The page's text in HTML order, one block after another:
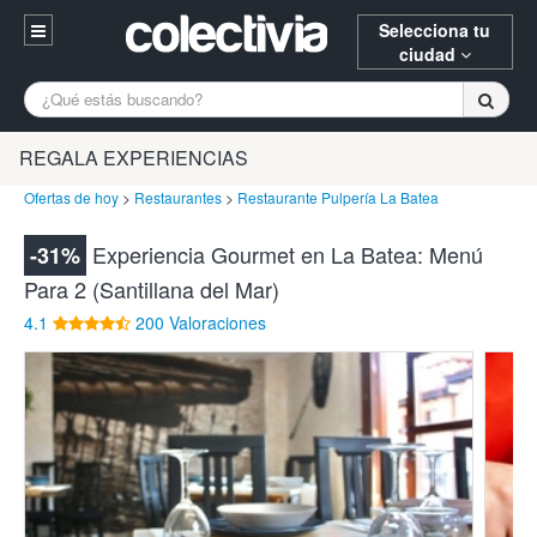
Selecciona tu
ciudad
Entrar
94 652 38 15 (L-V 10:30-15:00)
¿Necesitas ayuda? Escríbenos
A Coruña Alicante
Bilbao Burgos Donostia
Gijón Huesca Logroño
Madrid Oviedo
Valencia Vitoria Zaragoza
REGALA EXPERIENCIAS
Ofertas de hoy > Restaurantes > Restaurante Pulpería La Batea
-31% Experiencia Gourmet en La Batea: Menú
Para 2 (Santillana del Mar)
4.1 200 Valoraciones